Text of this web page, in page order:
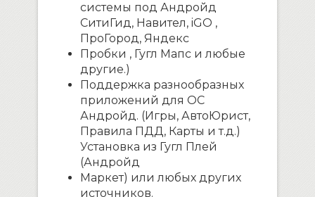
системы под Андройд
СитиГид, Навител, iGO ,
ПроГород, Яндекс
Пробки , Гугл Мапс и любые
другие.)
Поддержка разнообразных
приложений для ОС
Андройд. (Игры, АвтоЮрист,
Правила ПДД, Карты и т.д.)
Установка из Гугл Плей
(Андройд
Маркет) или любых других
источников.